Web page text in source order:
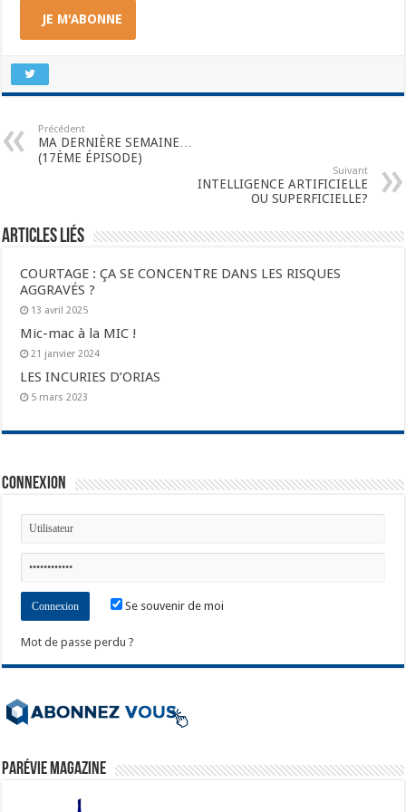
JE M'ABONNE
Précédent
MA DERNIÈRE SEMAINE…
(17ÈME ÉPISODE)
Suivant
INTELLIGENCE ARTIFICIELLE
OU SUPERFICIELLE?
Articles liés
COURTAGE : ÇA SE CONCENTRE DANS LES RISQUES
AGGRAVÉS ?
13 avril 2025
Mic-mac à la MIC !
21 janvier 2024
LES INCURIES D’ORIAS
5 mars 2023
Connexion
Se souvenir de moi
Mot de passe perdu ?
ParéVie Magazine